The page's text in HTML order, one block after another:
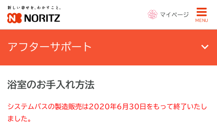
マイページ
MENU
アフターサポート
浴室のお手入れ方法
システムバスの製造販売は2020年6月30日をもって終了いたし
ました。